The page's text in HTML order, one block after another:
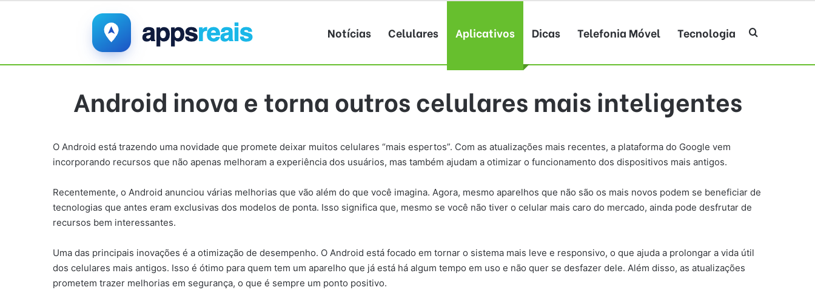
Notícias Celulares Aplicativos Dicas Telefonia Móvel Tecnologia Procurar por
Android inova e torna outros celulares mais inteligentes
O Android está trazendo uma novidade que promete deixar muitos celulares “mais espertos”. Com as atualizações mais recentes, a plataforma do Google vem
incorporando recursos que não apenas melhoram a experiência dos usuários, mas também ajudam a otimizar o funcionamento dos dispositivos mais antigos.
Recentemente, o Android anunciou várias melhorias que vão além do que você imagina. Agora, mesmo aparelhos que não são os mais novos podem se beneficiar de
tecnologias que antes eram exclusivas dos modelos de ponta. Isso significa que, mesmo se você não tiver o celular mais caro do mercado, ainda pode desfrutar de
recursos bem interessantes.
Uma das principais inovações é a otimização de desempenho. O Android está focado em tornar o sistema mais leve e responsivo, o que ajuda a prolongar a vida útil
dos celulares mais antigos. Isso é ótimo para quem tem um aparelho que já está há algum tempo em uso e não quer se desfazer dele. Além disso, as atualizações
prometem trazer melhorias em segurança, o que é sempre um ponto positivo.